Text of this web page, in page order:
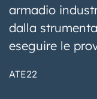
armadio
dalla
eseguire le
ATE22